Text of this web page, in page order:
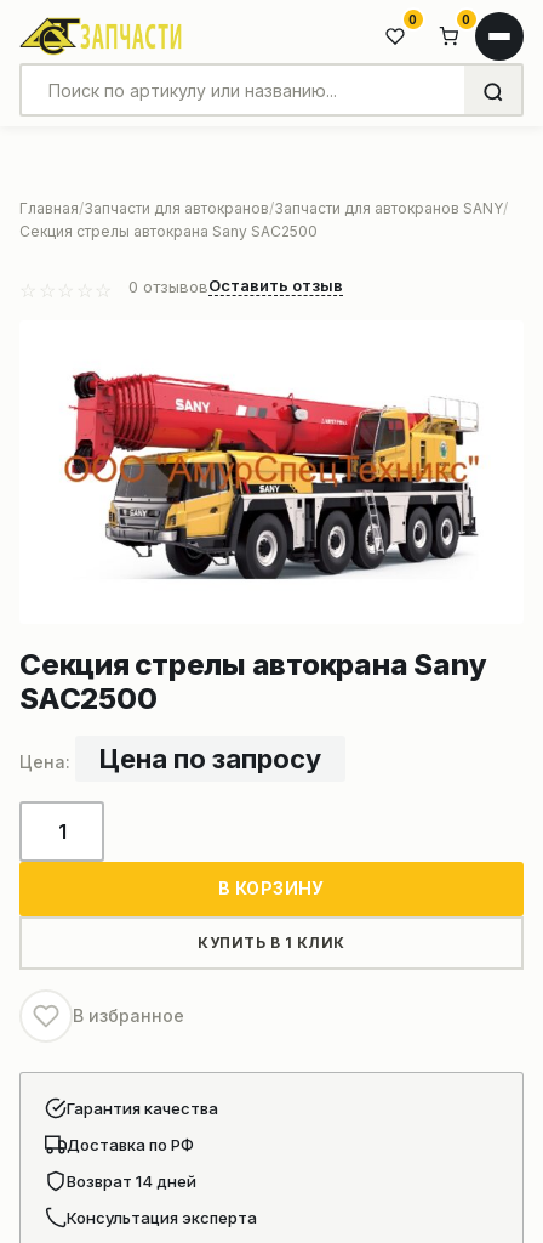
0 0
Главная Запчасти для автокранов Запчасти для автокранов SANY
Секция стрелы автокрана Sany SAC2500
0 отзывовОставить отзыв
Секция стрелы автокрана Sany
SAC2500
Цена по запросу
товара
Sany
SAC2500
В КОРЗИНУ
КУПИТЬ В 1 КЛИК
В избранное
Гарантия качества
Доставка по РФ
Возврат 14 дней
Консультация эксперта